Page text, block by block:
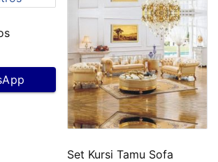
Set Kursi Tamu Sofa